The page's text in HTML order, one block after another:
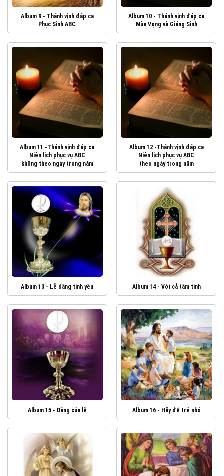
Album 9 - Thánh vịnh đáp ca
Phục Sinh ABC
Album 10 - Thánh vịnh đáp ca
Mùa Vọng và Giáng Sinh
Album 11 -Thánh vịnh đáp ca
Niên lịch phục vụ ABC
không theo ngày trong năm
Album 12 -Thánh vịnh đáp ca
Niên lịch phục vụ ABC
theo ngày trong năm
Album 13 - Lễ dâng tình yêu Album 14 - Với cả tâm tình
Album 15 - Dâng của lễ Album 16 - Hãy để trẻ nhỏ